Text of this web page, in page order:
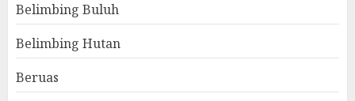
Belimbing Buluh
Belimbing Hutan
Beruas